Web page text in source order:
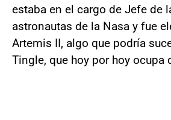
estaba en el cargo de Jefe de
astronautas de la Nasa y fue
Artemis II, algo que podría
Tingle, que hoy por hoy ocupa